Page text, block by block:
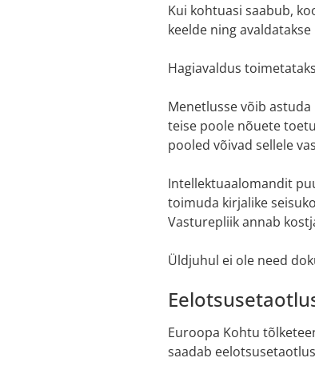
Kui kohtuasi saabub,
keelde ning
Hagiavaldus
Menetlusse võib
teise poole nõuete
pooled võivad sellele
Intellektuaalomandit
toimuda kirjalike
Vasturepliik annab
Üldjuhul ei ole need
Euroopa Kohtu
saadab